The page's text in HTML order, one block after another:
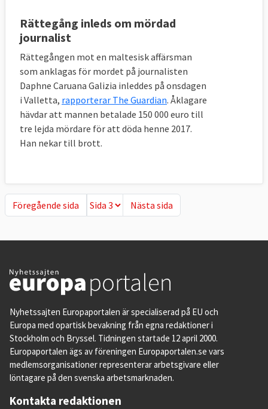
Rättegång inleds om mördad
journalist
Rättegången mot en maltesisk affärsman
som anklagas för mordet på journalisten
Daphne Caruana Galizia inleddes på onsdagen
i Valletta, rapporterar The Guardian. Åklagare
hävdar att mannen betalade 150 000 euro till
tre lejda mördare för att döda henne 2017.
Han nekar till brott.
Föregående sida
Föregående sida Nästa sida
Nästa sida
Nyhetssajten Europaportalen är specialiserad på EU och
Europa med opartisk bevakning från egna redaktioner i
Stockholm och Bryssel. Tidningen startade 12 april 2000.
Europaportalen ägs av föreningen Europaportalen.se vars
medlemsorganisationer representerar arbetsgivare eller
löntagare på den svenska arbetsmarknaden.
Kontakta redaktionen